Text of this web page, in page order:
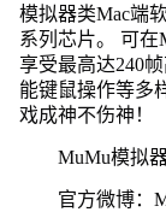
模拟器类Mac端
系列芯片。 可在
享受最高达240
能键鼠操作等多
戏成神不伤神！
MuMu模拟
官方微博：